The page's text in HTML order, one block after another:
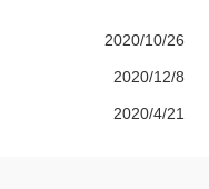
2020/10/26
2020/12/8
2020/4/21